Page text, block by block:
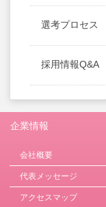
選考プロセス
採用情報Q&A
企業情報
会社概要
代表メッセージ
アクセスマップ